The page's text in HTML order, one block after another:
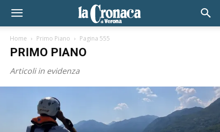
Home Primo Piano Pagina 555
PRIMO PIANO
Articoli in evidenza